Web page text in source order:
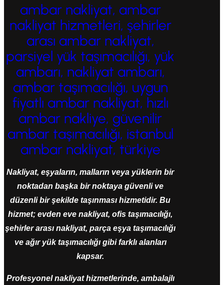
ambar nakliyat, ambar
nakliyat hizmetleri, şehirler
arası ambar nakliyat,
parsiyel yük taşımacılığı, yük
ambarı, nakliyat ambarı,
ambar taşımacılığı, uygun
fiyatlı ambar nakliyat, hızlı
ambar nakliye, güvenilir
ambar taşımacılığı, istanbul
ambar nakliyat, türkiye
Nakliyat, eşyaların, malların veya yüklerin bir
noktadan başka bir noktaya güvenli ve
düzenli bir şekilde taşınması hizmetidir. Bu
hizmet; evden eve nakliyat, ofis taşımacılığı,
şehirler arası nakliyat, parça eşya taşımacılığı
ve ağır yük taşımacılığı gibi farklı alanları
kapsar.
Profesyonel nakliyat hizmetlerinde, ambalajlı